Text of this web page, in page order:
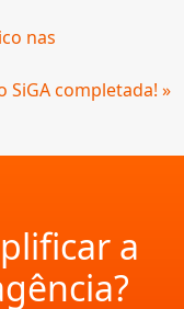
nas
SiGA completada! »
a